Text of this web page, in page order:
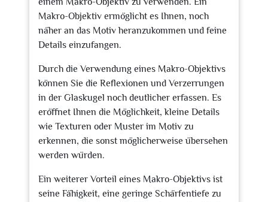
Makro-Objektiv ermöglicht es Ihnen, noch
näher an das Motiv heranzukommen und feine
Details einzufangen.
Durch die Verwendung eines Makro-Objektivs
können Sie die Reflexionen und Verzerrungen
in der Glaskugel noch deutlicher erfassen. Es
eröffnet Ihnen die Möglichkeit, kleine Details
wie Texturen oder Muster im Motiv zu
erkennen, die sonst möglicherweise übersehen
werden würden.
Ein weiterer Vorteil eines Makro-Objektivs ist
seine Fähigkeit, eine geringe Schärfentiefe zu